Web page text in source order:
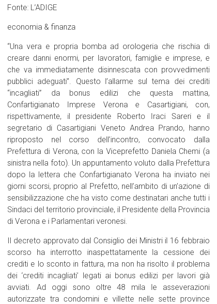
Fonte: L’ADIGE
economia & finanza
“Una vera e propria bomba ad orologeria che rischia di
creare danni enormi, per lavoratori, famiglie e imprese, e
che va immediatamente disinnescata con provvedimenti
pubblici adeguati”. Questo l’allarme sul tema dei crediti
“incagliati” da bonus edilizi che questa mattina,
Confartigianato Imprese Verona e Casartigiani, con,
rispettivamente, il presidente Roberto Iraci Sareri e il
segretario di Casartigiani Veneto Andrea Prando, hanno
riproposto nel corso dell’incontro, convocato dalla
Prefettura di Verona, con la Viceprefetto Daniela Chemi (a
sinistra nella foto). Un appuntamento voluto dalla Prefettura
dopo la lettera che Confartigianato Verona ha inviato nei
giorni scorsi, proprio al Prefetto, nell’ambito di un’azione di
sensibilizzazione che ha visto come destinatari anche tutti i
Sindaci del territorio provinciale, il Presidente della Provincia
di Verona e i Parlamentari veronesi.
Il decreto approvato dal Consiglio dei Ministri il 16 febbraio
scorso ha interrotto inaspettatamente la cessione dei
crediti e lo sconto in fattura, ma non ha risolto il problema
dei ‘crediti incagliati’ legati ai bonus edilizi per lavori già
avviati. Ad oggi sono oltre 48 mila le asseverazioni
autorizzate tra condomini e villette nelle sette province